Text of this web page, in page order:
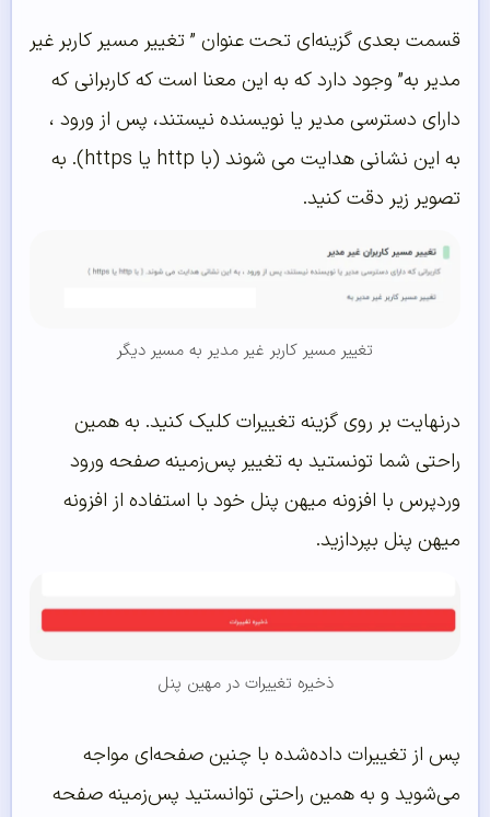
قسمت بعدی گزینه‌ای تحت عنوان ” تغییر مسیر کاربر غیر
مدیر به” وجود دارد که به این معنا است که کاربرانی که
دارای دسترسی مدیر یا نویسنده نیستند، پس از ورود ،
به این نشانی هدایت می شوند (با http یا https). به
تصویر زیر دقت کنید.
تغییر مسیر کاربر غیر مدیر به مسیر دیگر
درنهایت بر روی گزینه تغییرات کلیک کنید. به همین
راحتی شما تونستید به تغییر پس‌زمینه صفحه ورود
وردپرس با افزونه میهن پنل خود با استفاده از افزونه
میهن پنل بپردازید.
ذخیره تغییرات در مهین پنل
پس از تغییرات داده‌شده با چنین صفحه‌ای مواجه
می‌شوید و به همین راحتی توانستید پس‌زمینه صفحه